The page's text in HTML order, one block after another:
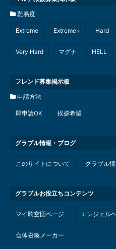
難易度
Extreme Extreme+ Hard
Very Hard マグナ HELL
フレンド募集掲示板
申請方法
即申請OK 挨拶希望
グラブル情報・ブログ
このサイトについて グラブル
グラブルお役立ちコンテンツ
マイ騎空団ページ エンジェル
合体召喚メーカー